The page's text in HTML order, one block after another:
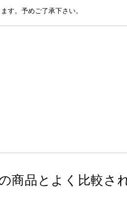
す。予めご了承下さい。
商品とよく比較さ